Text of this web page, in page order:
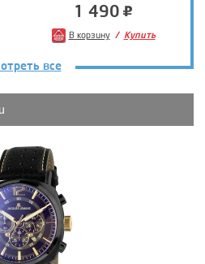
1 490
В корзину Купить
все